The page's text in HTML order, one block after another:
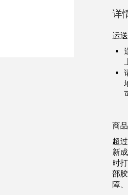
详
运
商
超
新
时
部
障